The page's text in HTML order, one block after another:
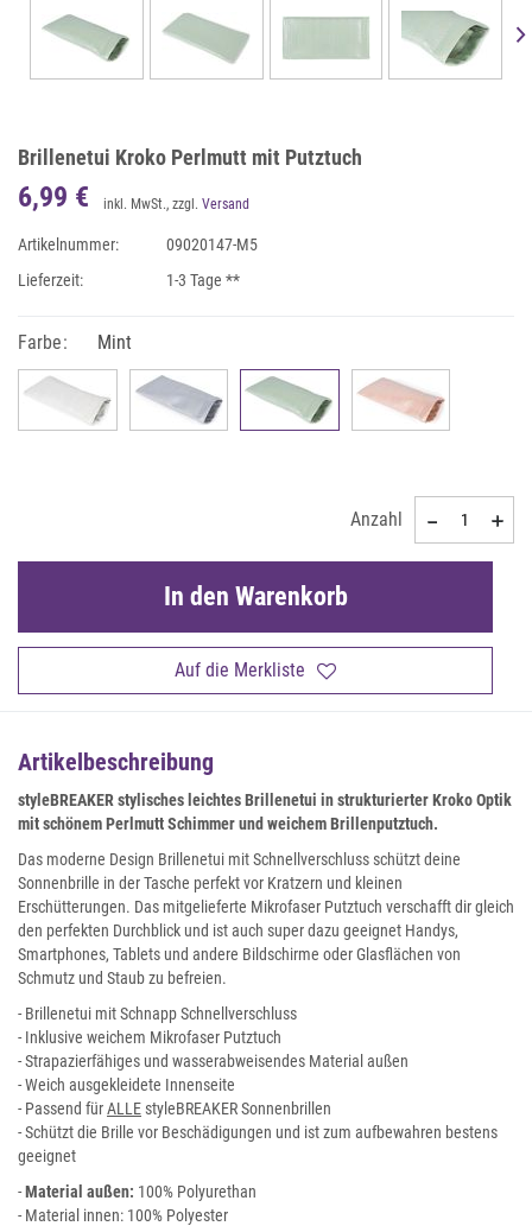
Brillenetui Kroko Perlmutt mit Putztuch
6,99 € inkl. MwSt., zzgl. Versand
Artikelnummer:
09020147-M5
Lieferzeit:
1-3 Tage **
Farbe: Mint
Anzahl
Auf die Merkliste
In den Warenkorb
Artikelbeschreibung
styleBREAKER stylisches leichtes Brillenetui in strukturierter Kroko Optik
mit schönem Perlmutt Schimmer und weichem Brillenputztuch.
Das moderne Design Brillenetui mit Schnellverschluss schützt deine
Sonnenbrille in der Tasche perfekt vor Kratzern und kleinen
Erschütterungen. Das mitgelieferte Mikrofaser Putztuch verschafft dir gleich
den perfekten Durchblick und ist auch super dazu geeignet Handys,
Smartphones, Tablets und andere Bildschirme oder Glasflächen von
Schmutz und Staub zu befreien.
- Brillenetui mit Schnapp Schnellverschluss
- Inklusive weichem Mikrofaser Putztuch
- Strapazierfähiges und wasserabweisendes Material außen
- Weich ausgekleidete Innenseite
- Passend fürALLE styleBREAKER Sonnenbrillen
- Schützt die Brille vor Beschädigungen und ist zum aufbewahren bestens
geeignet
-Material außen: 100% Polyurethan
- Material innen: 100% Polyester